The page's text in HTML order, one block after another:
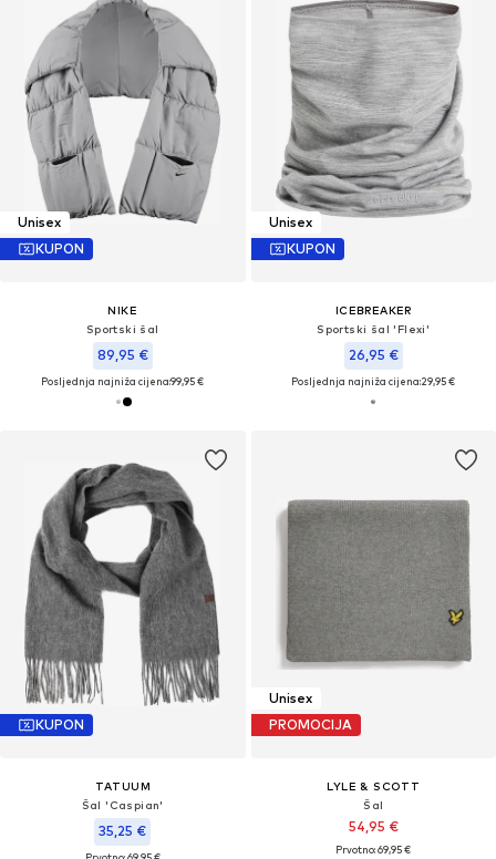
Unisex
KUPON
NIKE
Sportski šal
89,95 €
Posljednja najniža cijena:99,95 €
Unisex
KUPON
ICEBREAKER
Sportski šal 'Flexi'
26,95 €
Posljednja najniža cijena:29,95 €
KUPON
TATUUM
Šal 'Caspian'
35,25 €
Unisex
PROMOCIJA
LYLE & SCOTT
Šal
54,95 €
Prvotno: 69,95 €